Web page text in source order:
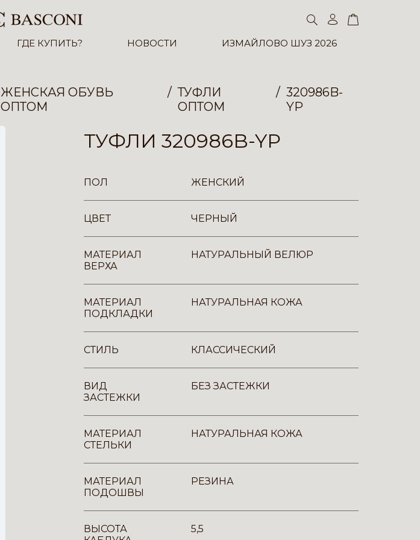
ГДЕ КУПИТЬ? НОВОСТИ ИЗМАЙЛОВО ШУЗ 2026
ЖЕНСКАЯ ОБУВЬ
ОПТОМ
ТУФЛИ
ОПТОМ
320986B-
YP
ТУФЛИ 320986B-YP
ПОЛ ЖЕНСКИЙ
ЦВЕТ ЧЕРНЫЙ
МАТЕРИАЛ
ВЕРХА
НАТУРАЛЬНЫЙ ВЕЛЮР
МАТЕРИАЛ
ПОДКЛАДКИ
НАТУРАЛЬНАЯ КОЖА
СТИЛЬ КЛАССИЧЕСКИЙ
ВИД
ЗАСТЕЖКИ
БЕЗ ЗАСТЕЖКИ
МАТЕРИАЛ
СТЕЛЬКИ
НАТУРАЛЬНАЯ КОЖА
МАТЕРИАЛ
ПОДОШВЫ
РЕЗИНА
ВЫСОТА
5,5